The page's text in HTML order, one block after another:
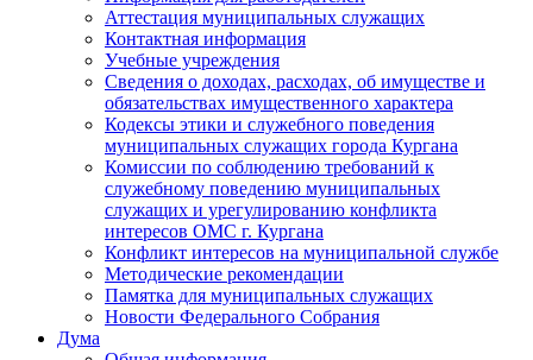
Аттестация муниципальных служащих
Контактная информация
Учебные учреждения
Сведения о доходах, расходах, об имуществе и
обязательствах имущественного характера
Кодексы этики и служебного поведения
муниципальных служащих города Кургана
Комиссии по соблюдению требований к
служебному поведению муниципальных
служащих и урегулированию конфликта
интересов ОМС г. Кургана
Конфликт интересов на муниципальной службе
Методические рекомендации
Памятка для муниципальных служащих
Новости Федерального Cобрания
Дума